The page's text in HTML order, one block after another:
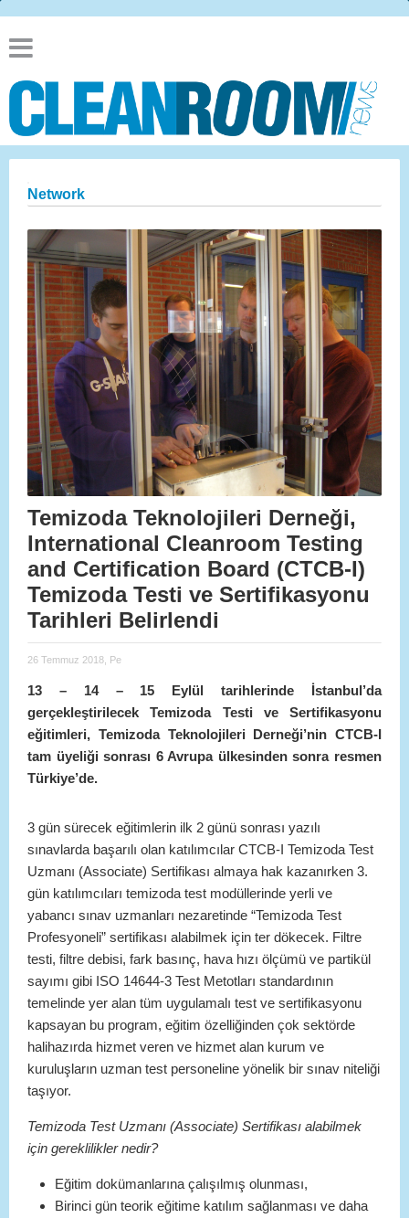
Network
Temizoda Teknolojileri Derneği,
International Cleanroom Testing
and Certification Board (CTCB-I)
Temizoda Testi ve Sertifikasyonu
Tarihleri Belirlendi
26 Temmuz 2018, Pe
13 – 14 – 15 Eylül tarihlerinde İstanbul’da
gerçekleştirilecek Temizoda Testi ve Sertifikasyonu
eğitimleri, Temizoda Teknolojileri Derneği’nin CTCB-I
tam üyeliği sonrası 6 Avrupa ülkesinden sonra resmen
Türkiye’de.
3 gün sürecek eğitimlerin ilk 2 günü sonrası yazılı
sınavlarda başarılı olan katılımcılar CTCB-I Temizoda Test
Uzmanı (Associate) Sertifikası almaya hak kazanırken 3.
gün katılımcıları temizoda test modüllerinde yerli ve
yabancı sınav uzmanları nezaretinde “Temizoda Test
Profesyoneli” sertifikası alabilmek için ter dökecek. Filtre
testi, filtre debisi, fark basınç, hava hızı ölçümü ve partikül
sayımı gibi ISO 14644-3 Test Metotları standardının
temelinde yer alan tüm uygulamalı test ve sertifikasyonu
kapsayan bu program, eğitim özelliğinden çok sektörde
halihazırda hizmet veren ve hizmet alan kurum ve
kuruluşların uzman test personeline yönelik bir sınav niteliği
taşıyor.
Temizoda Test Uzmanı (Associate) Sertifikası alabilmek
için gereklilikler nedir?
Eğitim dokümanlarına çalışılmış olunması,
Birinci gün teorik eğitime katılım sağlanması ve daha